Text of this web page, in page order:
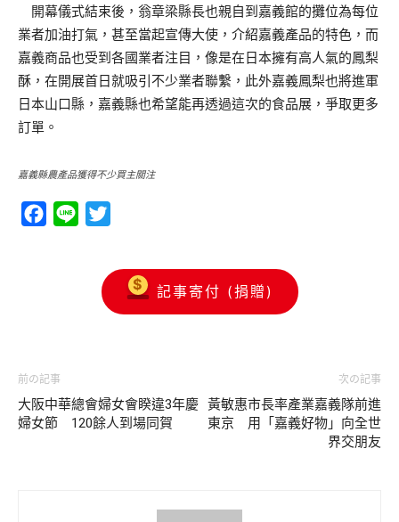
開幕儀式結束後，翁章梁縣長也親自到嘉義館的攤位為每位
業者加油打氣，甚至當起宣傳大使，介紹嘉義產品的特色，而
嘉義商品也受到各國業者注目，像是在日本擁有高人氣的鳳梨
酥，在開展首日就吸引不少業者聯繫，此外嘉義鳳梨也將進軍
日本山口縣，嘉義縣也希望能再透過這次的食品展，爭取更多
訂單。
嘉義縣農產品獲得不少買主關注
Facebook
Line
記事寄付 (捐贈)
前の記事
大阪中華總會婦女會睽違3年慶
婦女節 120餘人到場同賀
次の記事
黃敏惠市長率產業嘉義隊前進
東京 用「嘉義好物」向全世
界交朋友